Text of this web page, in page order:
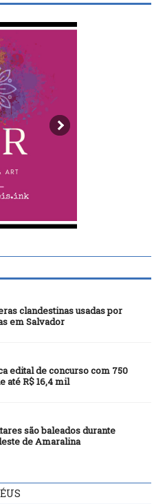
clandestinas usadas por
em Salvador
edital de concurso com 750
até R$ 16,4 mil
são baleados durante
de Amaralina